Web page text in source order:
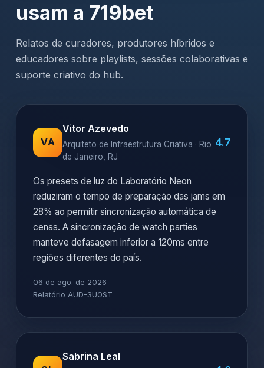
usam a 719bet
Relatos de curadores, produtores híbridos e
educadores sobre playlists, sessões colaborativas e
suporte criativo do hub.
VA
Vitor Azevedo
Arquiteto de Infraestrutura Criativa · Rio
de Janeiro, RJ
4.7
Os presets de luz do Laboratório Neon
reduziram o tempo de preparação das jams em
28% ao permitir sincronização automática de
cenas. A sincronização de watch parties
manteve defasagem inferior a 120ms entre
regiões diferentes do país.
06 de ago. de 2026
Relatório AUD-3U0ST
Sabrina Leal